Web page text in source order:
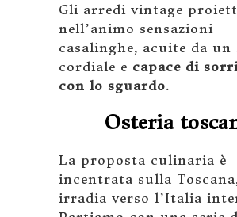
Gli arredi vintage
nell’animo sensazioni
casalinghe, acuite da un
cordiale e capace di
con lo sguardo.
Osteria
La proposta culinaria è
incentrata sulla
irradia verso l’Italia